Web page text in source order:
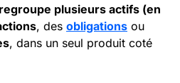
plusieurs actifs (en
, des obligations ou
, dans un seul produit coté